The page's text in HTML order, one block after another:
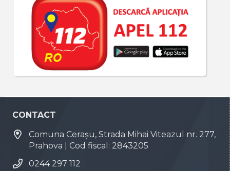
CONTACT
Comuna Cerașu, Strada Mihai Viteazul nr. 277,
Prahova | Cod fiscal: 2843205
0244 297 112